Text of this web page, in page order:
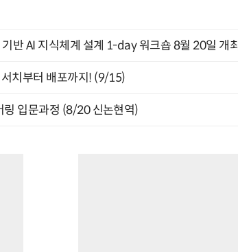
반 AI 지식체계 설계 1-day 워크숍 8월 20일 개최
치부터 배포까지! (9/15)
링 입문과정 (8/20 신논현역)